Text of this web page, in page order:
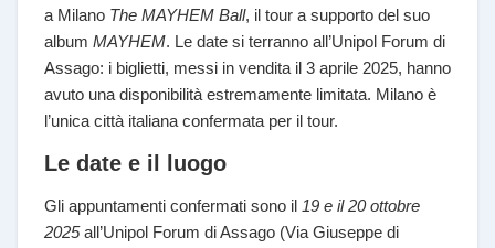
a Milano The MAYHEM Ball, il tour a supporto del suo
album MAYHEM. Le date si terranno all’Unipol Forum di
Assago: i biglietti, messi in vendita il 3 aprile 2025, hanno
avuto una disponibilità estremamente limitata. Milano è
l’unica città italiana confermata per il tour.
Le date e il luogo
Gli appuntamenti confermati sono il 19 e il 20 ottobre
2025all’Unipol Forum di Assago (Via Giuseppe di